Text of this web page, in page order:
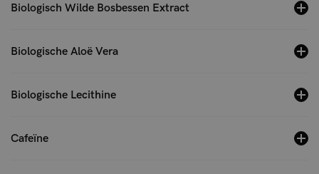
Biologisch Wilde Bosbessen Extract
Biologische Aloë Vera
Biologische Lecithine
Cafeïne